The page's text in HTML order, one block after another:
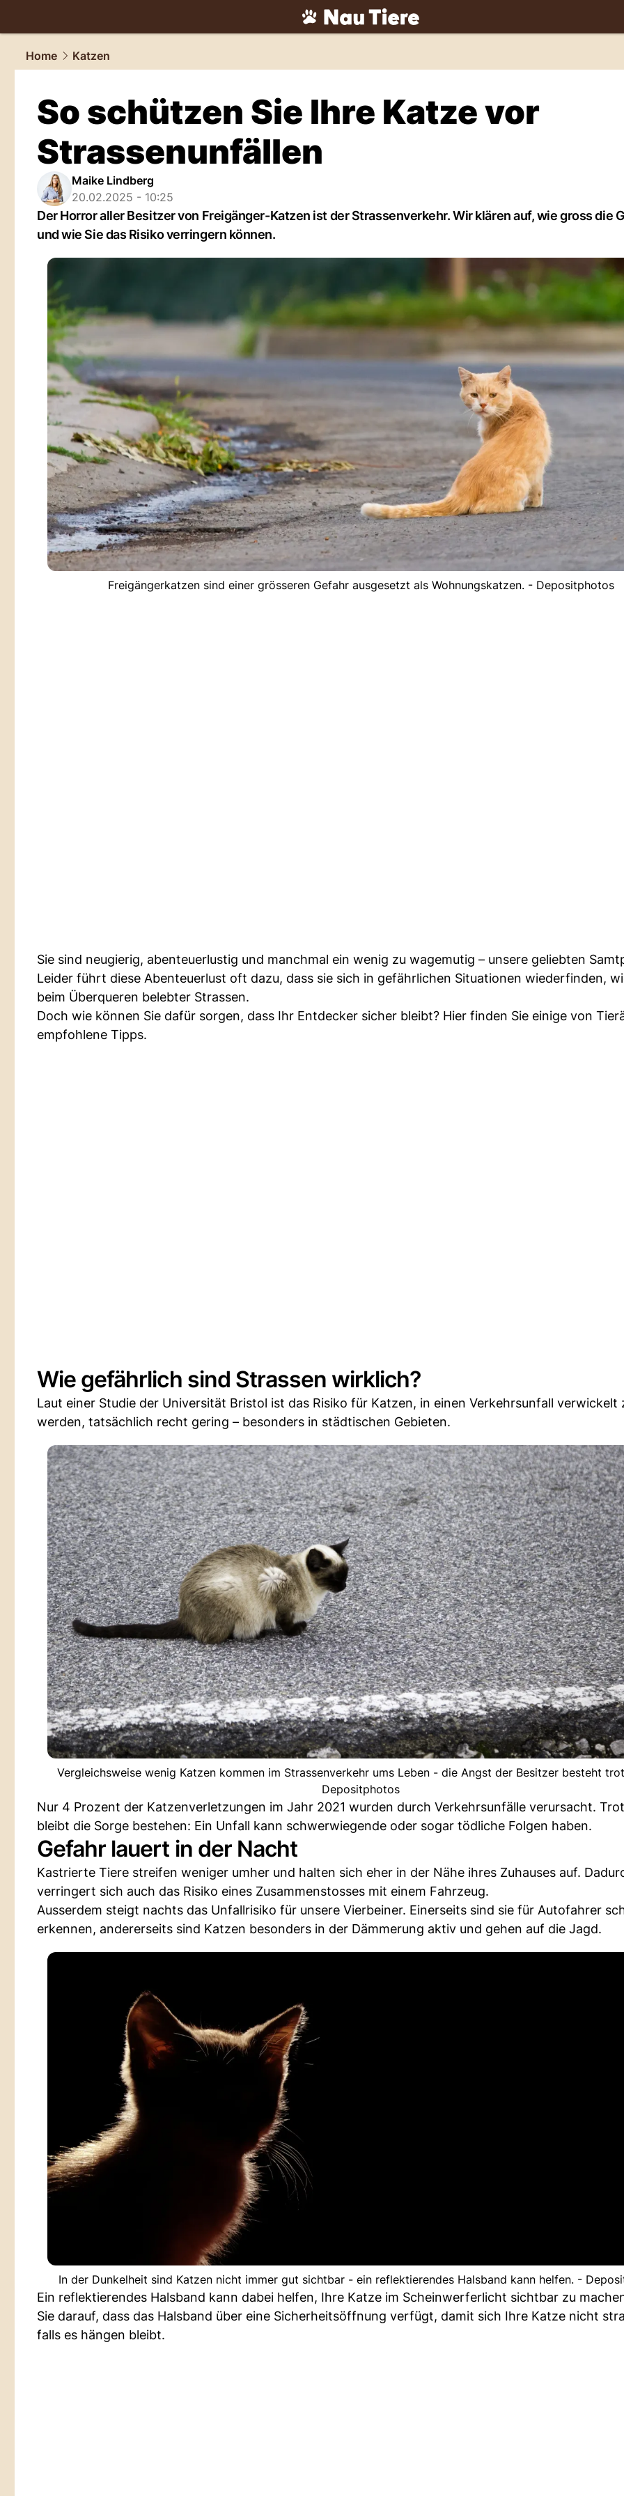
tiere.NAU.ch
Home
Katzen
So schützen Sie Ihre Katze vor
Strassenunfällen
Maike Lindberg
20.02.2025 - 10:25
Der Horror aller Besitzer von Freigänger-Katzen ist der Strassenverkehr. Wir klären auf, wie gross die
und wie Sie das Risiko verringern können.
Freigängerkatzen sind einer grösseren Gefahr ausgesetzt als Wohnungskatzen. - Depositphotos
Sie sind neugierig, abenteuerlustig und manchmal ein wenig zu wagemutig – unsere geliebten
Leider führt diese Abenteuerlust oft dazu, dass sie sich in gefährlichen Situationen wiederfinden,
beim Überqueren belebter Strassen.
Doch wie können Sie dafür sorgen, dass Ihr Entdecker sicher bleibt? Hier finden Sie einige von
empfohlene Tipps.
Wie gefährlich sind Strassen wirklich?
Laut einer Studie der Universität Bristol ist das Risiko für Katzen, in einen Verkehrsunfall verwickelt
werden, tatsächlich recht gering – besonders in städtischen Gebieten.
Vergleichsweise wenig Katzen kommen im Strassenverkehr ums Leben - die Angst der Besitzer besteht
Depositphotos
Nur 4 Prozent der Katzenverletzungen im Jahr 2021 wurden durch Verkehrsunfälle verursacht.
bleibt die Sorge bestehen: Ein Unfall kann schwerwiegende oder sogar tödliche Folgen haben.
Gefahr lauert in der Nacht
Kastrierte Tiere streifen weniger umher und halten sich eher in der Nähe ihres Zuhauses auf.
verringert sich auch das Risiko eines Zusammenstosses mit einem Fahrzeug.
Ausserdem steigt nachts das Unfallrisiko für unsere Vierbeiner. Einerseits sind sie für Autofahrer
erkennen, andererseits sind Katzen besonders in der Dämmerung aktiv und gehen auf die Jagd.
In der Dunkelheit sind Katzen nicht immer gut sichtbar - ein reflektierendes Halsband kann helfen. -
Ein reflektierendes Halsband kann dabei helfen, Ihre Katze im Scheinwerferlicht sichtbar zu
Sie darauf, dass das Halsband über eine Sicherheitsöffnung verfügt, damit sich Ihre Katze nicht
falls es hängen bleibt.